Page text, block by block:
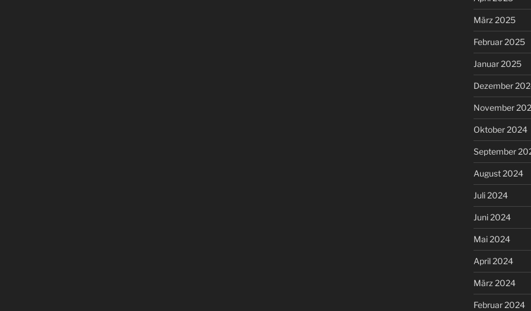
März 2025
Februar 2025
Januar 2025
Dezember
November
Oktober 2024
September
August 2024
Juli 2024
Juni 2024
Mai 2024
April 2024
März 2024
Februar 2024